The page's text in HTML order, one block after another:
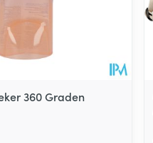
360 Graden